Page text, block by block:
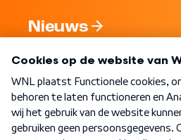
Nieuws
Nieuwsbrief
Word Lid